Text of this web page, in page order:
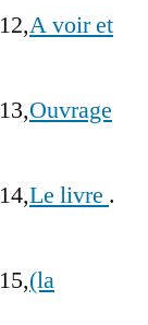
A voir et
Ouvrage
Le livre .
(la